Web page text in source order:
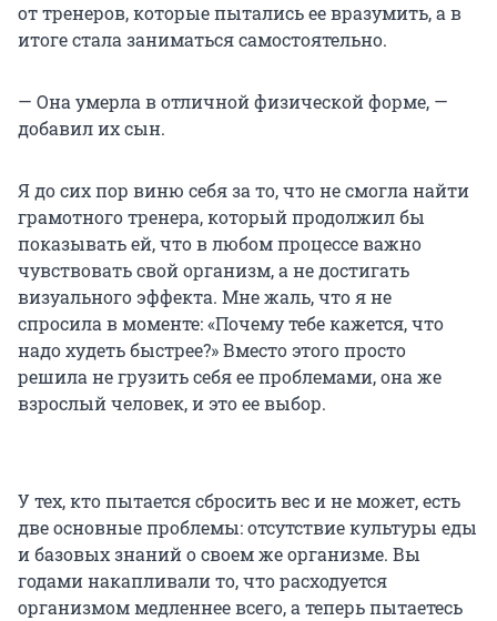
от тренеров, которые пытались ее вразумить, а в
итоге стала заниматься самостоятельно.
— Она умерла в отличной физической форме, —
добавил их сын.
Я до сих пор виню себя за то, что не смогла найти
грамотного тренера, который продолжил бы
показывать ей, что в любом процессе важно
чувствовать свой организм, а не достигать
визуального эффекта. Мне жаль, что я не
спросила в моменте: «Почему тебе кажется, что
надо худеть быстрее?» Вместо этого просто
решила не грузить себя ее проблемами, она же
взрослый человек, и это ее выбор.
У тех, кто пытается сбросить вес и не может, есть
две основные проблемы: отсутствие культуры еды
и базовых знаний о своем же организме. Вы
годами накапливали то, что расходуется
организмом медленнее всего, а теперь пытаетесь